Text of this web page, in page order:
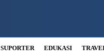
SUPORTER EDUKASI